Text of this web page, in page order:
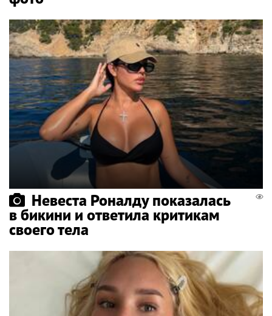
Невеста Роналду показалась
в бикини и ответила критикам
своего тела